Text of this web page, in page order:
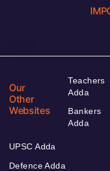
Our
Other
Websites
Teachers
Adda
Bankers
Adda
UPSC Adda
Defence Adda